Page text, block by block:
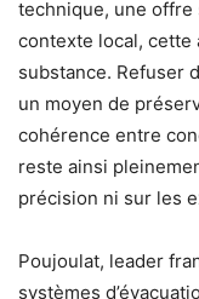
technique, une
contexte local, cette
substance. Refuser
un moyen de
cohérence entre
reste ainsi
précision ni sur les
Poujoulat, leader
systèmes